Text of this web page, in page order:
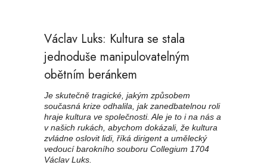
Václav Luks: Kultura se stala
jednoduše manipulovatelným
obětním beránkem
Je skutečně tragické, jakým způsobem
současná krize odhalila, jak zanedbatelnou roli
hraje kultura ve společnosti. Ale je to i na nás a
v našich rukách, abychom dokázali, že kultura
zvládne oslovit lidi, říká dirigent a umělecký
vedoucí barokního souboru Collegium 1704
Václav Luks.